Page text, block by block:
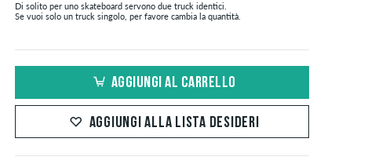
Di solito per uno skateboard servono due truck identici.
Se vuoi solo un truck singolo, per favore cambia la quantità.
AGGIUNGI AL CARRELLO
AGGIUNGI ALLA LISTA DESIDERI